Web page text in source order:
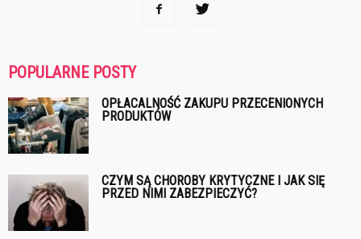
POPULARNE POSTY
OPŁACALNOŚĆ ZAKUPU PRZECENIONYCH
PRODUKTÓW
CZYM SĄ CHOROBY KRYTYCZNE I JAK SIĘ
PRZED NIMI ZABEZPIECZYĆ?